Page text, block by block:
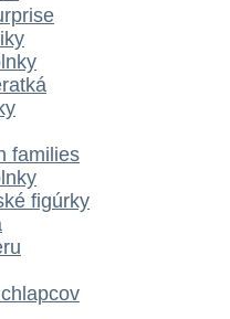
families
figúrky